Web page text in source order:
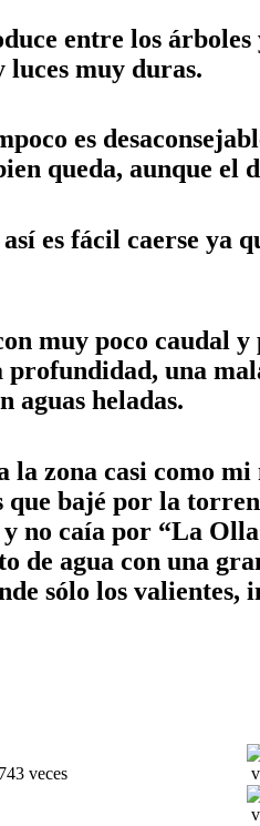
entre los
muy duras.
es
queda, aunque el
es fácil caerse ya
muy poco caudal
una
aguas heladas.
la zona casi como
que bajé por la
no caía por “La
de agua con una
sólo los valientes,
veces